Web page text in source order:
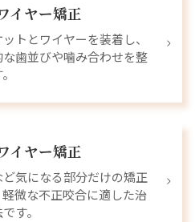
イヤー矯正
トとワイヤーを装着し、
歯並びや噛み合わせを整
イヤー矯正
気になる部分だけの矯正
軽微な不正咬合に適した治
す。